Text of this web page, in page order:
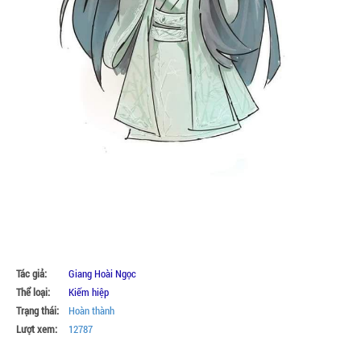
Tác giả:
Giang Hoài Ngọc
Thể loại:
Kiếm hiệp
Trạng thái:
Hoàn thành
Lượt xem:
12787